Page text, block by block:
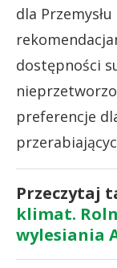
dla
dostępności
preferencje
Przeczytaj
klimat.
wylesiania